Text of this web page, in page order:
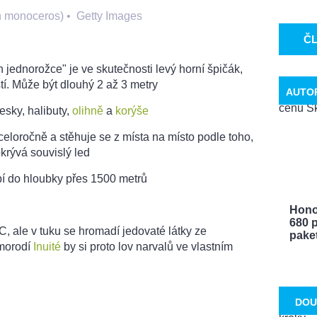
monoceros) • Getty Images
jednorožce" je ve skutečnosti levý horní špičák,
Může být dlouhý 2 až 3 metry
halibuty, olihně a korýše
a stěhuje se z místa na místo podle toho,
souvislý led
do hloubky přes 1500 metrů
ale v tuku se hromadí jedovaté látky ze
Inuité by si proto lov narvalů ve vlastním
680